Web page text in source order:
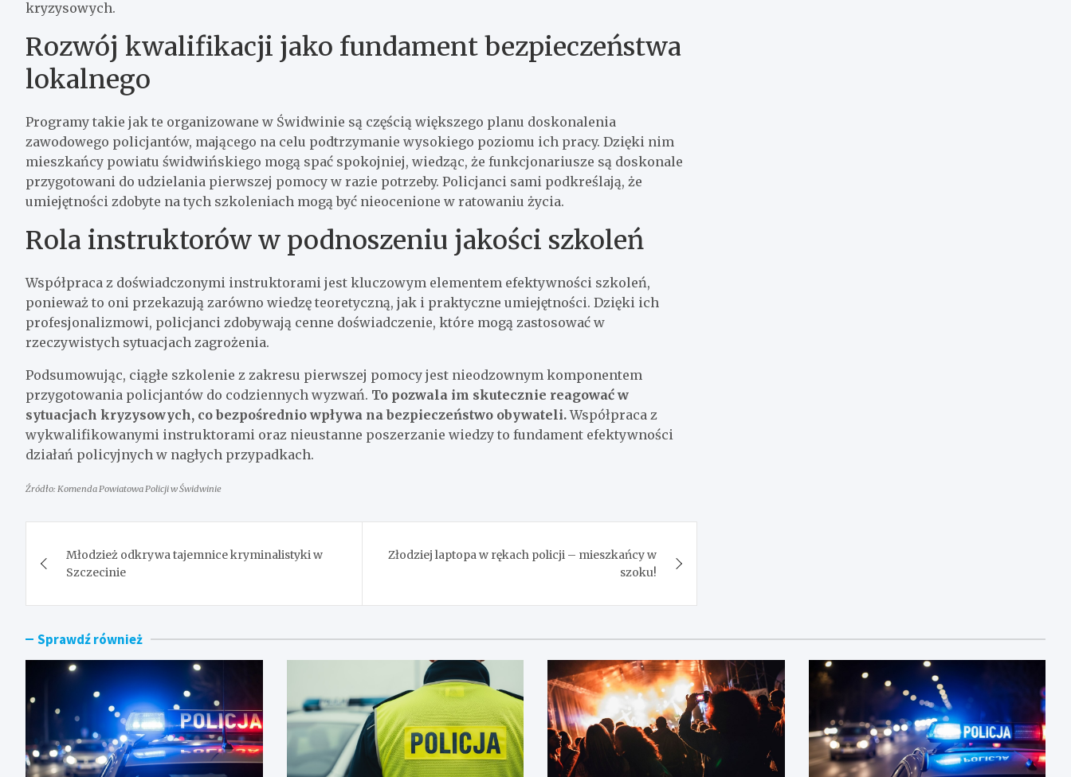
kryzysowych.
Rozwój kwalifikacji jako fundament bezpieczeństwa
lokalnego
Programy takie jak te organizowane w Świdwinie są częścią większego planu doskonalenia
zawodowego policjantów, mającego na celu podtrzymanie wysokiego poziomu ich pracy. Dzięki nim
mieszkańcy powiatu świdwińskiego mogą spać spokojniej, wiedząc, że funkcjonariusze są doskonale
przygotowani do udzielania pierwszej pomocy w razie potrzeby. Policjanci sami podkreślają, że
umiejętności zdobyte na tych szkoleniach mogą być nieocenione w ratowaniu życia.
Rola instruktorów w podnoszeniu jakości szkoleń
Współpraca z doświadczonymi instruktorami jest kluczowym elementem efektywności szkoleń,
ponieważ to oni przekazują zarówno wiedzę teoretyczną, jak i praktyczne umiejętności. Dzięki ich
profesjonalizmowi, policjanci zdobywają cenne doświadczenie, które mogą zastosować w
rzeczywistych sytuacjach zagrożenia.
Podsumowując, ciągłe szkolenie z zakresu pierwszej pomocy jest nieodzownym komponentem
przygotowania policjantów do codziennych wyzwań. To pozwala im skutecznie reagować w
sytuacjach kryzysowych, co bezpośrednio wpływa na bezpieczeństwo obywateli.Współpraca z
wykwalifikowanymi instruktorami oraz nieustanne poszerzanie wiedzy to fundament efektywności
działań policyjnych w nagłych przypadkach.
Źródło: Komenda Powiatowa Policji w Świdwinie
wpisu
Młodzież odkrywa tajemnice kryminalistyki w
Szczecinie
Złodziej laptopa w rękach policji – mieszkańcy w
szoku!
Sprawdź również